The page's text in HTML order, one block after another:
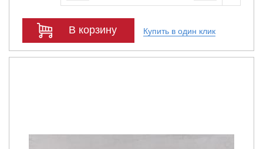
В корзину Купить в один клик